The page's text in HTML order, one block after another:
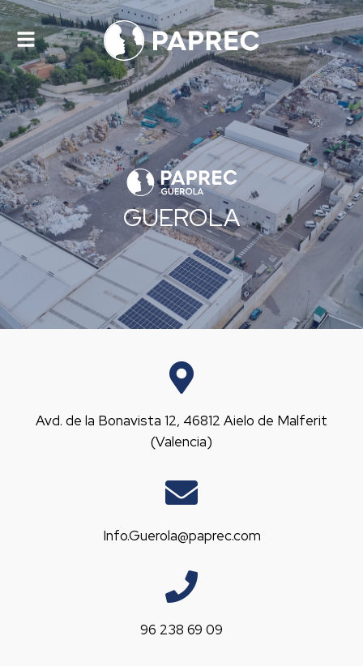
Alternar
navegación
GUEROLA
Avd. de la Bonavista 12, 46812 Aielo de Malferit
(Valencia)
Info.Guerola@paprec.com
96 238 69 09